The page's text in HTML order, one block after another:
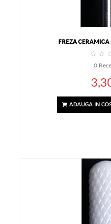
FREZA CERAMICA
0
ADAUGA IN